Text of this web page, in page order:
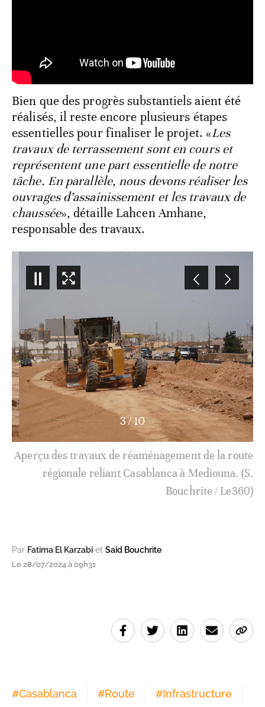
Bien que des progrès substantiels aient été
réalisés, il reste encore plusieurs étapes
essentielles pour finaliser le projet. «Les
travaux de terrassement sont en cours et
représentent une part essentielle de notre
tâche. En parallèle, nous devons réaliser les
ouvrages d’assainissement et les travaux de
chaussée», détaille Lahcen Amhane,
responsable des travaux.
3/10
Aperçu des travaux de réaménagement de la route
régionale reliant Casablanca à Mediouna. (S.
Bouchrite / Le360)
Par Fatima El Karzabi et Said Bouchrite
Le 28/07/2024 à 09h31
#Casablanca #Route #Infrastructure